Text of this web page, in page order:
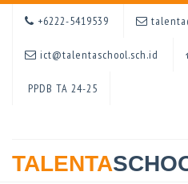
+6222-5419539
ict@talentaschool.sch.id
PPDB TA 24-25
TALENTA